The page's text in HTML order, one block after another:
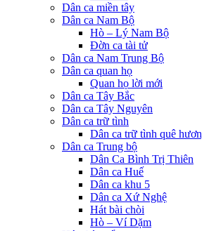
Dân ca miền tây
Dân ca Nam Bộ
Hò – Lý Nam Bộ
Đờn ca tài tử
Dân ca Nam Trung Bộ
Dân ca quan họ
Quan họ lời mới
Dân ca Tây Bắc
Dân ca Tây Nguyên
Dân ca trữ tình
Dân ca trữ tình quê
Dân ca Trung bộ
Dân Ca Bình Trị Thiên
Dân ca Huế
Dân ca khu 5
Dân ca Xứ Nghệ
Hát bài chòi
Hò – Ví Dặm